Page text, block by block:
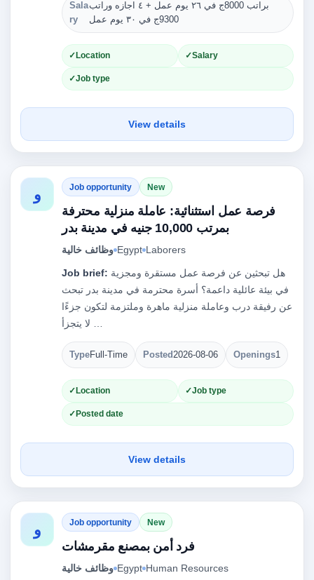
Sala
ry
براتب 8000ج في ٢٦ يوم عمل + ٤ اجازه وراتب
9300ج في ٣٠ يوم عمل
Location Salary
Job type
View details
و Job opportunity New
فرصة عمل استثنائية: عاملة منزلية محترفة
بمرتب 10,000 جنيه في مدينة بدر
وظائف خالية Egypt Laborers
Job brief:
في بيئة عائلية داعمة؟ أسرة محترمة في مدينة بدر تبحث
عن رفيقة درب وعاملة منزلية ماهرة وملتزمة لتكون جزءًا
TypeFull-Time Posted2026-08-06 Openings1
Location Job type
Posted date
View details
و Job opportunity New
فرد أمن بمصنع مقرمشات
وظائف خالية Egypt Human Resources